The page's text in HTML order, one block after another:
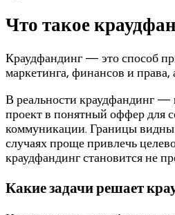
Что такое
Краудфандинг — это способ
маркетинга, финансов и права,
В реальности краудфандинг —
проект в понятный оффер для
коммуникации. Границы видны
случаях проще привлечь
краудфандинг становится не
Какие задачи решает